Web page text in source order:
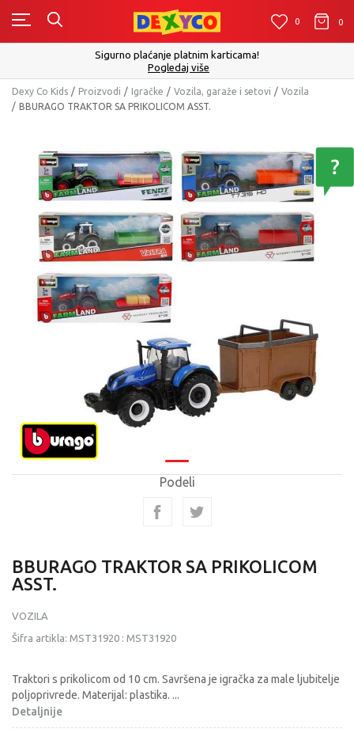
0 0
Sigurno plaćanje platnim karticama!
Pogledaj više
Dexy Co Kids Proizvodi Igračke Vozila, garaže i setovi
Vozila
BBURAGO TRAKTOR SA PRIKOLICOM ASST.
Podeli
BBURAGO TRAKTOR SA PRIKOLICOM
ASST.
VOZILA
Šifra artikla: MST31920 : MST31920
Traktori s prikolicom od 10 cm. Savršena je igračka za male ljubitelje
poljoprivrede. Materijal: plastika. ...
Detaljnije